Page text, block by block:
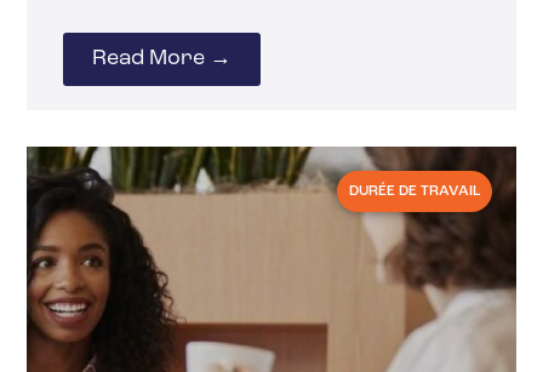
Read More →
DURÉE DE TRAVAIL